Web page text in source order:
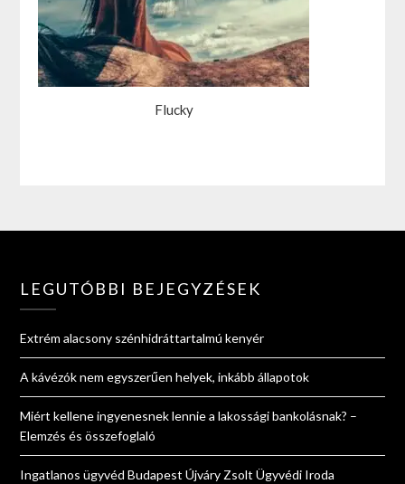
Flucky
LEGUTÓBBI BEJEGYZÉSEK
Extrém alacsony szénhidráttartalmú kenyér
A kávézók nem egyszerűen helyek, inkább állapotok
Miért kellene ingyenesnek lennie a lakossági bankolásnak? –
Elemzés és összefoglaló
Ingatlanos ügyvéd Budapest Újváry Zsolt Ügyvédi Iroda